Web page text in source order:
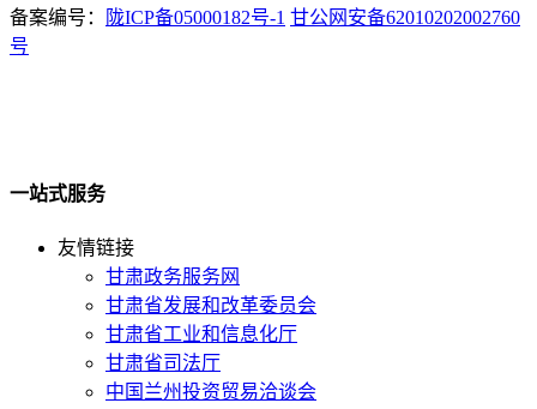
备案编号： 陇ICP备05000182号-1 甘公网安备62010202002760
号
一站式服务
友情链接
甘肃政务服务网
甘肃省发展和改革委员会
甘肃省工业和信息化厅
甘肃省司法厅
中国兰州投资贸易洽谈会